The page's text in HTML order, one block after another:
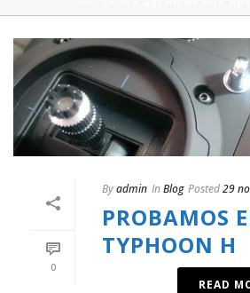
0
Byadmin InBlog Posted29
PROBAMOS
TYPHOON H
READ